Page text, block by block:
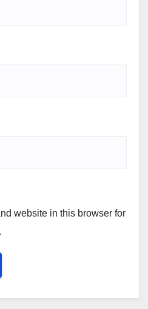
website in this browser for